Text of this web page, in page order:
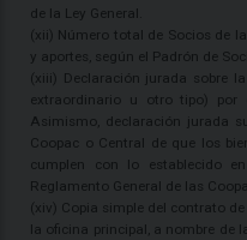
de la Ley General.
(xii) Número total de Socios de
y aportes, según el Padrón de
(xiii) Declaración jurada sobre
extraordinario u otro tipo) por
Asimismo, declaración jurada
Coopac o Central de que los
cumplen con lo establecido
Reglamento General de las
(xiv) Copia simple del contrato
la oficina principal, a nombre de